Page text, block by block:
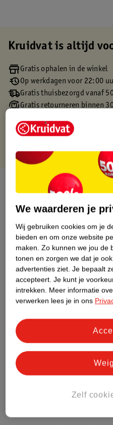
Kruidvat is altijd
Gratis ophalen in de winkel
Op werkdagen voor 22:00
Gratis thuisbezorgd vanaf
Gratis retourneren binnen
Over dit product
Productinformatie
Etiketinformatie
Nature Impact Score
Dit
Impact
Meer
Bestel &
We waarderen je
Wij gebruiken cookies om je
bieden en om onze website
maken. Zo kunnen we jou de
tonen en zorgen we dat je
advertenties ziet. Je bepaalt
accepteert. Je kunt je
intrekken. Meer informatie
verwerken lees je in ons
Zelf